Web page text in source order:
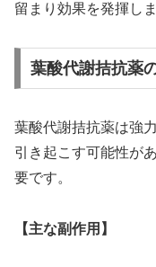
留まり効果を発揮しま
葉酸代謝拮抗薬
葉酸代謝拮抗薬は強
引き起こす可能性が
要です。
【主な副作用】